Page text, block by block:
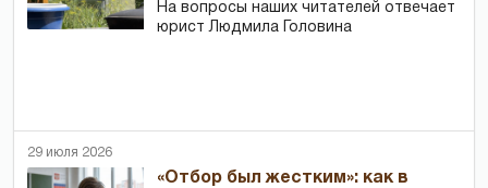
На вопросы наших читателей отвечает
юрист Людмила Головина
29 июля 2026
«Отбор был жестким»: как в